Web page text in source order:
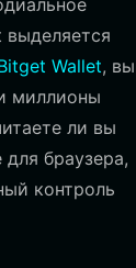
выделяется
Wallet, вы
миллионы
ли вы
браузера,
контроль